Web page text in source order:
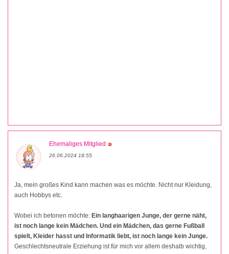
Ehemaliges Mitglied
26.06.2024 18:55
Ja, mein großes Kind kann machen was es möchte. Nicht nur Kleidung,
auch Hobbys etc.
Wobei ich betonen möchte: Ein langhaarigen Junge, der gerne näht,
ist noch lange kein Mädchen. Und ein Mädchen, das gerne Fußball
spielt, Kleider hasst und Informatik liebt, ist noch lange kein Junge.
Geschlechtsneutrale Erziehung ist für mich vor allem deshalb wichtig,